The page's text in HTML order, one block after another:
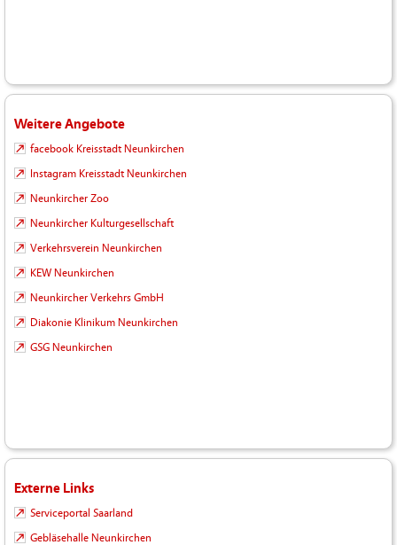
Weitere Angebote
facebook Kreisstadt Neunkirchen
Instagram Kreisstadt Neunkirchen
Neunkircher Zoo
Neunkircher Kulturgesellschaft
Verkehrsverein Neunkirchen
KEW Neunkirchen
Neunkircher Verkehrs GmbH
Diakonie Klinikum Neunkirchen
GSG Neunkirchen
Externe Links
Serviceportal Saarland
Gebläsehalle Neunkirchen